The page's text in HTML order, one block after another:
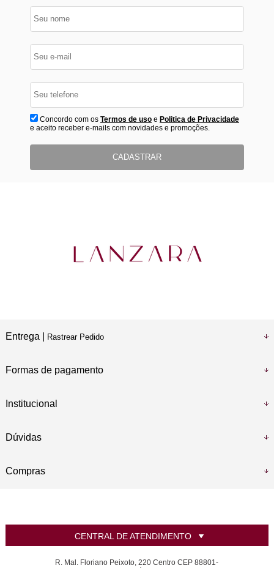
Concordo com os Termos de usoe Politica de Privacidade
e aceito receber e-mails com novidades e promoções.
CADASTRAR
Entrega | Rastrear Pedido
Formas de pagamento
Institucional
Dúvidas
Compras
CENTRAL DE ATENDIMENTO
R. Mal. Floriano Peixoto, 220 Centro CEP 88801-